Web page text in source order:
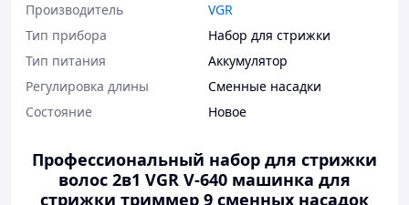
Производитель
VGR
Тип прибора
Набор для стрижки
Тип питания
Аккумулятор
Регулировка длины
Сменные насадки
Состояние
Новое
Профессиональный набор для стрижки
волос 2в1 VGR V-640 машинка для
стрижки триммер 9 сменных насадок